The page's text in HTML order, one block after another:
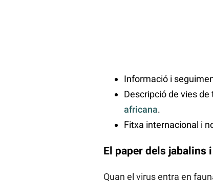
Informació i
Descripció de vies
africana.
Fitxa internacional i
El paper dels jabalins
Quan el virus entra en